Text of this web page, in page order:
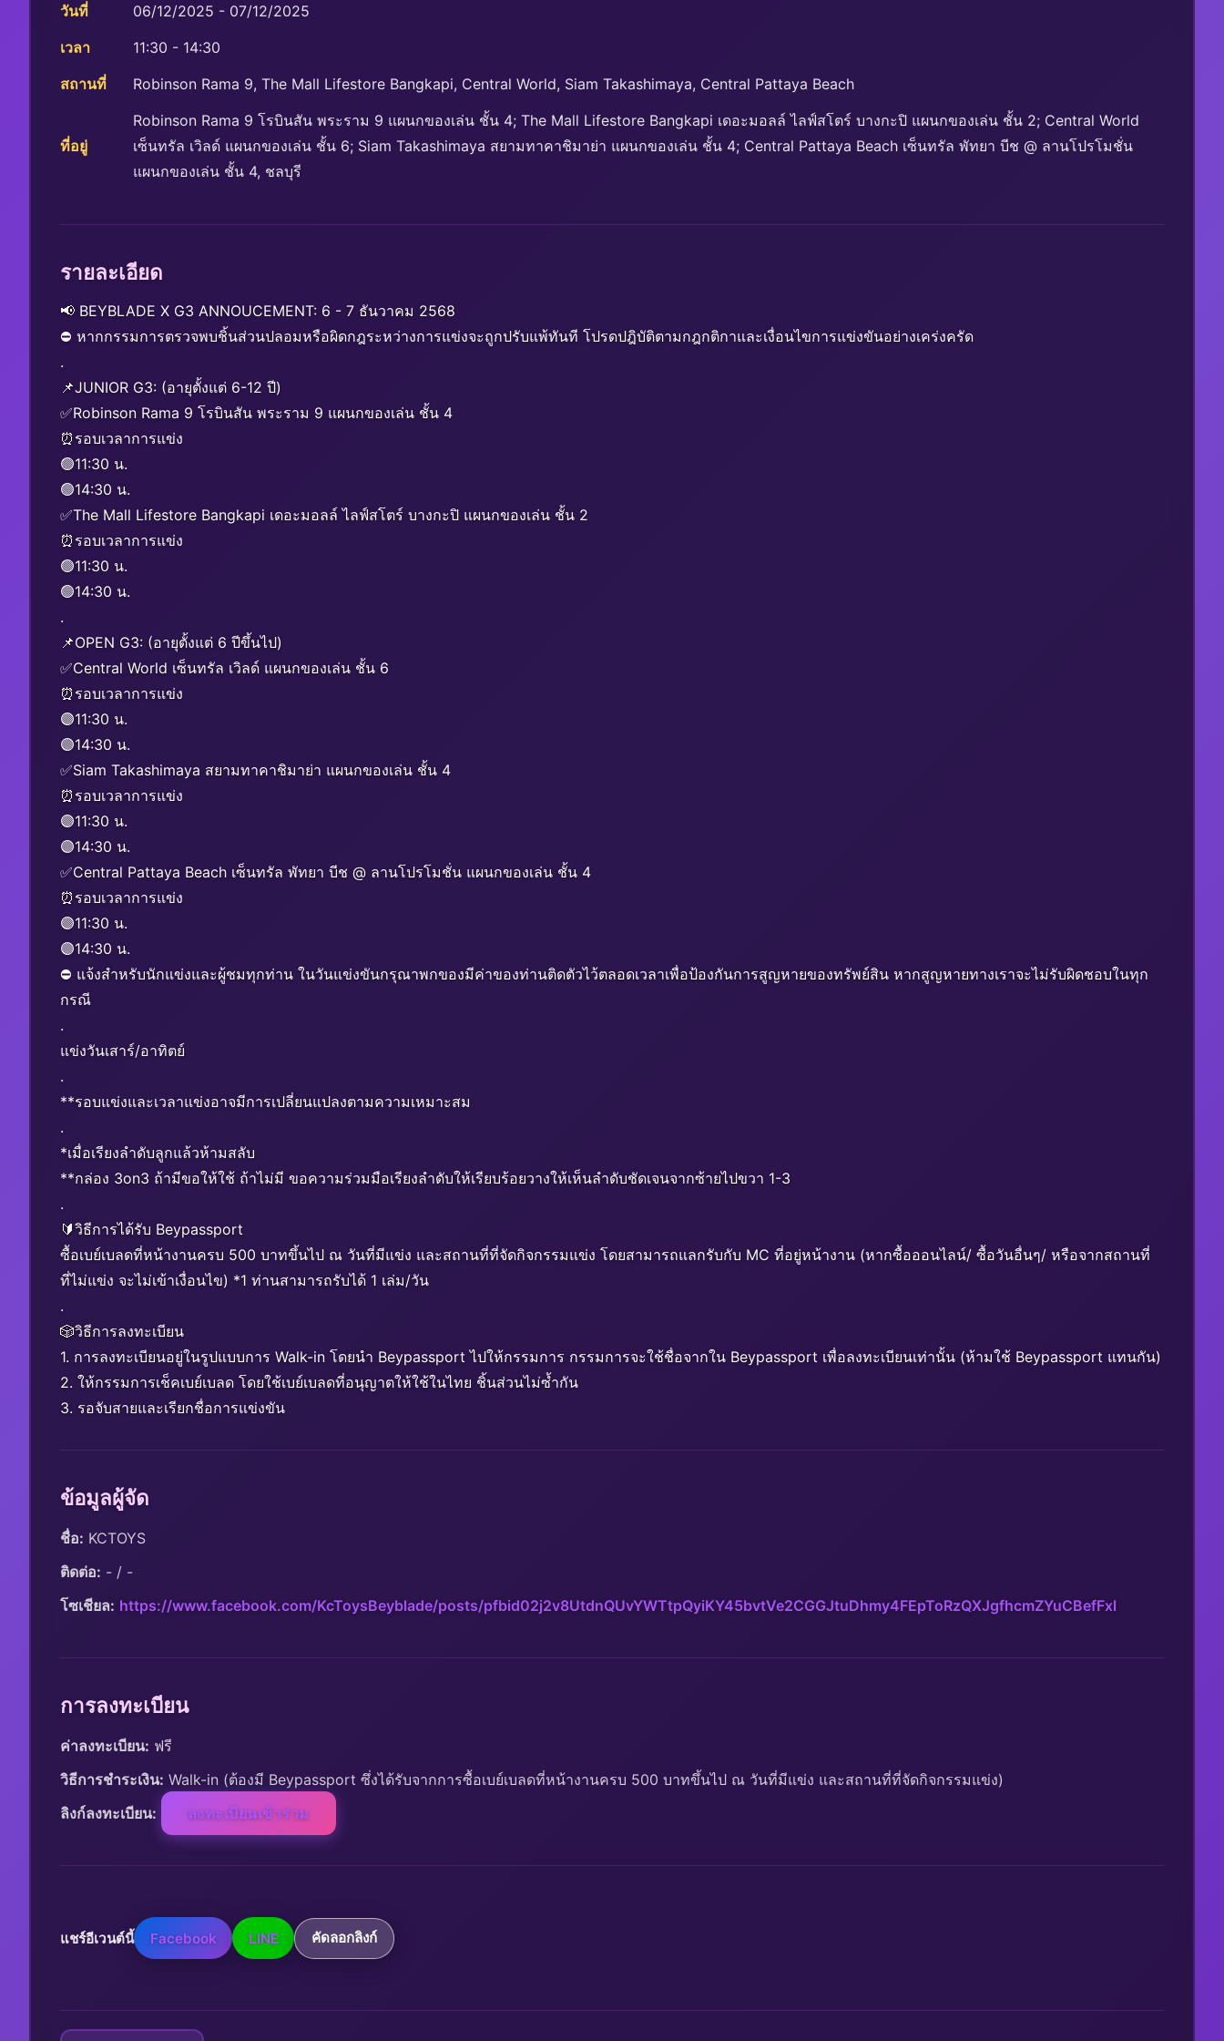
วันที่
06/12/2025 - 07/12/2025
เวลา
11:30 - 14:30
สถานที่
Robinson Rama 9, The Mall Lifestore Bangkapi, Central World, Siam Takashimaya, Central Pattaya Beach
ที่อยู่
Robinson Rama 9 โรบินสัน พระราม 9 แผนกของเล่น ชั้น 4; The Mall Lifestore Bangkapi เดอะมอลล์ ไลฟ์สโตร์ บางกะปิ แผนกของเล่น ชั้น 2; Central World
เซ็นทรัล เวิลด์ แผนกของเล่น ชั้น 6; Siam Takashimaya สยามทาคาชิมาย่า แผนกของเล่น ชั้น 4; Central Pattaya Beach เซ็นทรัล พัทยา บีช @ ลานโปรโมชั่น
แผนกของเล่น ชั้น 4, ชลบุรี
รายละเอียด
📢 BEYBLADE X G3 ANNOUCEMENT: 6 - 7 ธันวาคม 2568
⛔ หากกรรมการตรวจพบชิ้นส่วนปลอมหรือผิดกฎระหว่างการแข่งจะถูกปรับแพ้ทันที โปรดปฎิบัติตามกฎกติกาและเงื่อนไขการแข่งขันอย่างเคร่งครัด
.
📌JUNIOR G3: (อายุตั้งแต่ 6-12 ปี)
✅Robinson Rama 9 โรบินสัน พระราม 9 แผนกของเล่น ชั้น 4
⏰รอบเวลาการแข่ง
🟢11:30 น.
🟢14:30 น.
✅The Mall Lifestore Bangkapi เดอะมอลล์ ไลฟ์สโตร์ บางกะปิ แผนกของเล่น ชั้น 2
⏰รอบเวลาการแข่ง
🟢11:30 น.
🟢14:30 น.
.
📌OPEN G3: (อายุตั้งแต่ 6 ปีขึ้นไป)
✅Central World เซ็นทรัล เวิลด์ แผนกของเล่น ชั้น 6
⏰รอบเวลาการแข่ง
🟣11:30 น.
🟣14:30 น.
✅Siam Takashimaya สยามทาคาชิมาย่า แผนกของเล่น ชั้น 4
⏰รอบเวลาการแข่ง
🟣11:30 น.
🟣14:30 น.
✅Central Pattaya Beach เซ็นทรัล พัทยา บีช @ ลานโปรโมชั่น แผนกของเล่น ชั้น 4
⏰รอบเวลาการแข่ง
🟣11:30 น.
🟣14:30 น.
⛔ แจ้งสำหรับนักแข่งและผู้ชมทุกท่าน ในวันแข่งขันกรุณาพกของมีค่าของท่านติดตัวไว้ตลอดเวลาเพื่อป้องกันการสูญหายของทรัพย์สิน หากสูญหายทางเราจะไม่รับผิดชอบในทุก
กรณี
.
แข่งวันเสาร์/อาทิตย์
.
**รอบแข่งและเวลาแข่งอาจมีการเปลี่ยนแปลงตามความเหมาะสม
.
*เมื่อเรียงลำดับลูกแล้วห้ามสลับ
**กล่อง 3on3 ถ้ามีขอให้ใช้ ถ้าไม่มี ขอความร่วมมือเรียงลำดับให้เรียบร้อยวางให้เห็นลำดับชัดเจนจากซ้ายไปขวา 1-3
.
🔰วิธีการได้รับ Beypassport
ซื้อเบย์เบลดที่หน้างานครบ 500 บาทขึ้นไป ณ วันที่มีแข่ง และสถานที่ที่จัดกิจกรรมแข่ง โดยสามารถแลกรับกับ MC ที่อยู่หน้างาน (หากซื้อออนไลน์/ ซื้อวันอื่นๆ/ หรือจากสถานที่
ที่ไม่แข่ง จะไม่เข้าเงื่อนไข) *1 ท่านสามารถรับได้ 1 เล่ม/วัน
.
🎲วิธีการลงทะเบียน
1. การลงทะเบียนอยู่ในรูปแบบการ Walk-in โดยนำ Beypassport ไปให้กรรมการ กรรมการจะใช้ชื่อจากใน Beypassport เพื่อลงทะเบียนเท่านั้น (ห้ามใช้ Beypassport แทนกัน)
2. ให้กรรมการเช็คเบย์เบลด โดยใช้เบย์เบลดที่อนุญาตให้ใช้ในไทย ชิ้นส่วนไม่ซ้ำกัน
3. รอจับสายและเรียกชื่อการแข่งขัน
ข้อมูลผู้จัด
ชื่อ: KCTOYS
ติดต่อ: - / -
โซเชียล: https://www.facebook.com/KcToysBeyblade/posts/pfbid02j2v8UtdnQUvYWTtpQyiKY45bvtVe2CGGJtuDhmy4FEpToRzQXJgfhcmZYuCBefFxl
การลงทะเบียน
ค่าลงทะเบียน: ฟรี
วิธีการชำระเงิน: Walk-in (ต้องมี Beypassport ซึ่งได้รับจากการซื้อเบย์เบลดที่หน้างานครบ 500 บาทขึ้นไป ณ วันที่มีแข่ง และสถานที่ที่จัดกิจกรรมแข่ง)
ลิงก์ลงทะเบียน:
ลงทะเบียนเข้าร่วม
แชร์อีเวนต์นี้ Facebook LINE คัดลอกลิงก์